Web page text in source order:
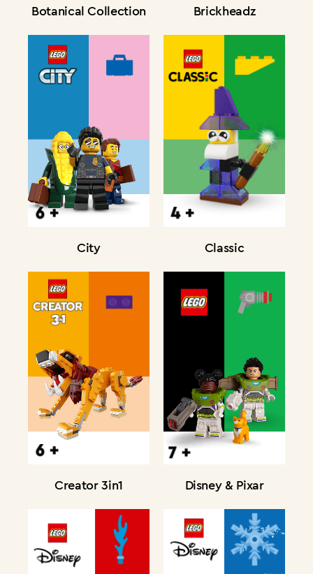
Botanical Collection Brickheadz
City Classic
Creator 3in1 Disney & Pixar